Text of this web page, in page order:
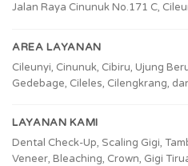
Jalan Raya Cinunuk No.171 C,
AREA LAYANAN
Cileunyi, Cinunuk, Cibiru, Ujung
Gedebage, Cileles, Cilengkrang,
LAYANAN KAMI
Dental Check-Up, Scaling Gigi,
Veneer, Bleaching, Crown, Gigi